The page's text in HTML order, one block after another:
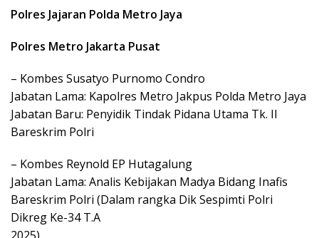
Polres Jajaran Polda Metro Jaya
Polres Metro Jakarta Pusat
– Kombes Susatyo Purnomo Condro
Jabatan Lama: Kapolres Metro Jakpus Polda Metro Jaya
Jabatan Baru: Penyidik Tindak Pidana Utama Tk. II
Bareskrim Polri
– Kombes Reynold EP Hutagalung
Jabatan Lama: Analis Kebijakan Madya Bidang Inafis
Bareskrim Polri (Dalam rangka Dik Sespimti Polri
Dikreg Ke-34 T.A